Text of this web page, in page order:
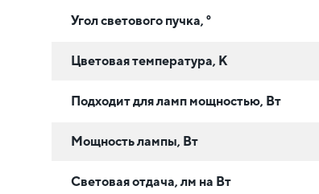
Угол светового пучка, °
Цветовая температура, К
Подходит для ламп мощностью, Вт
Мощность лампы, Вт
Световая отдача, лм на Вт